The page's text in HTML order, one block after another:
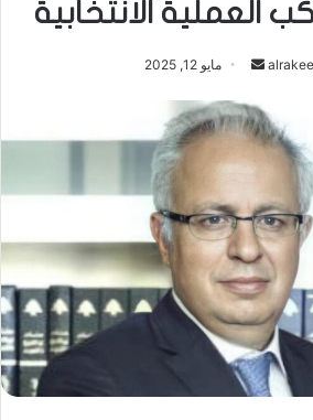
العملية الانتخابية
أرسل
إلكترونيا
مايو 12, 2025